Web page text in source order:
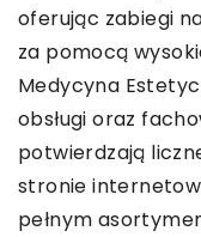
oferując zabiegi
za pomocą
Medycyna
obsługi oraz
potwierdzają
stronie
pełnym